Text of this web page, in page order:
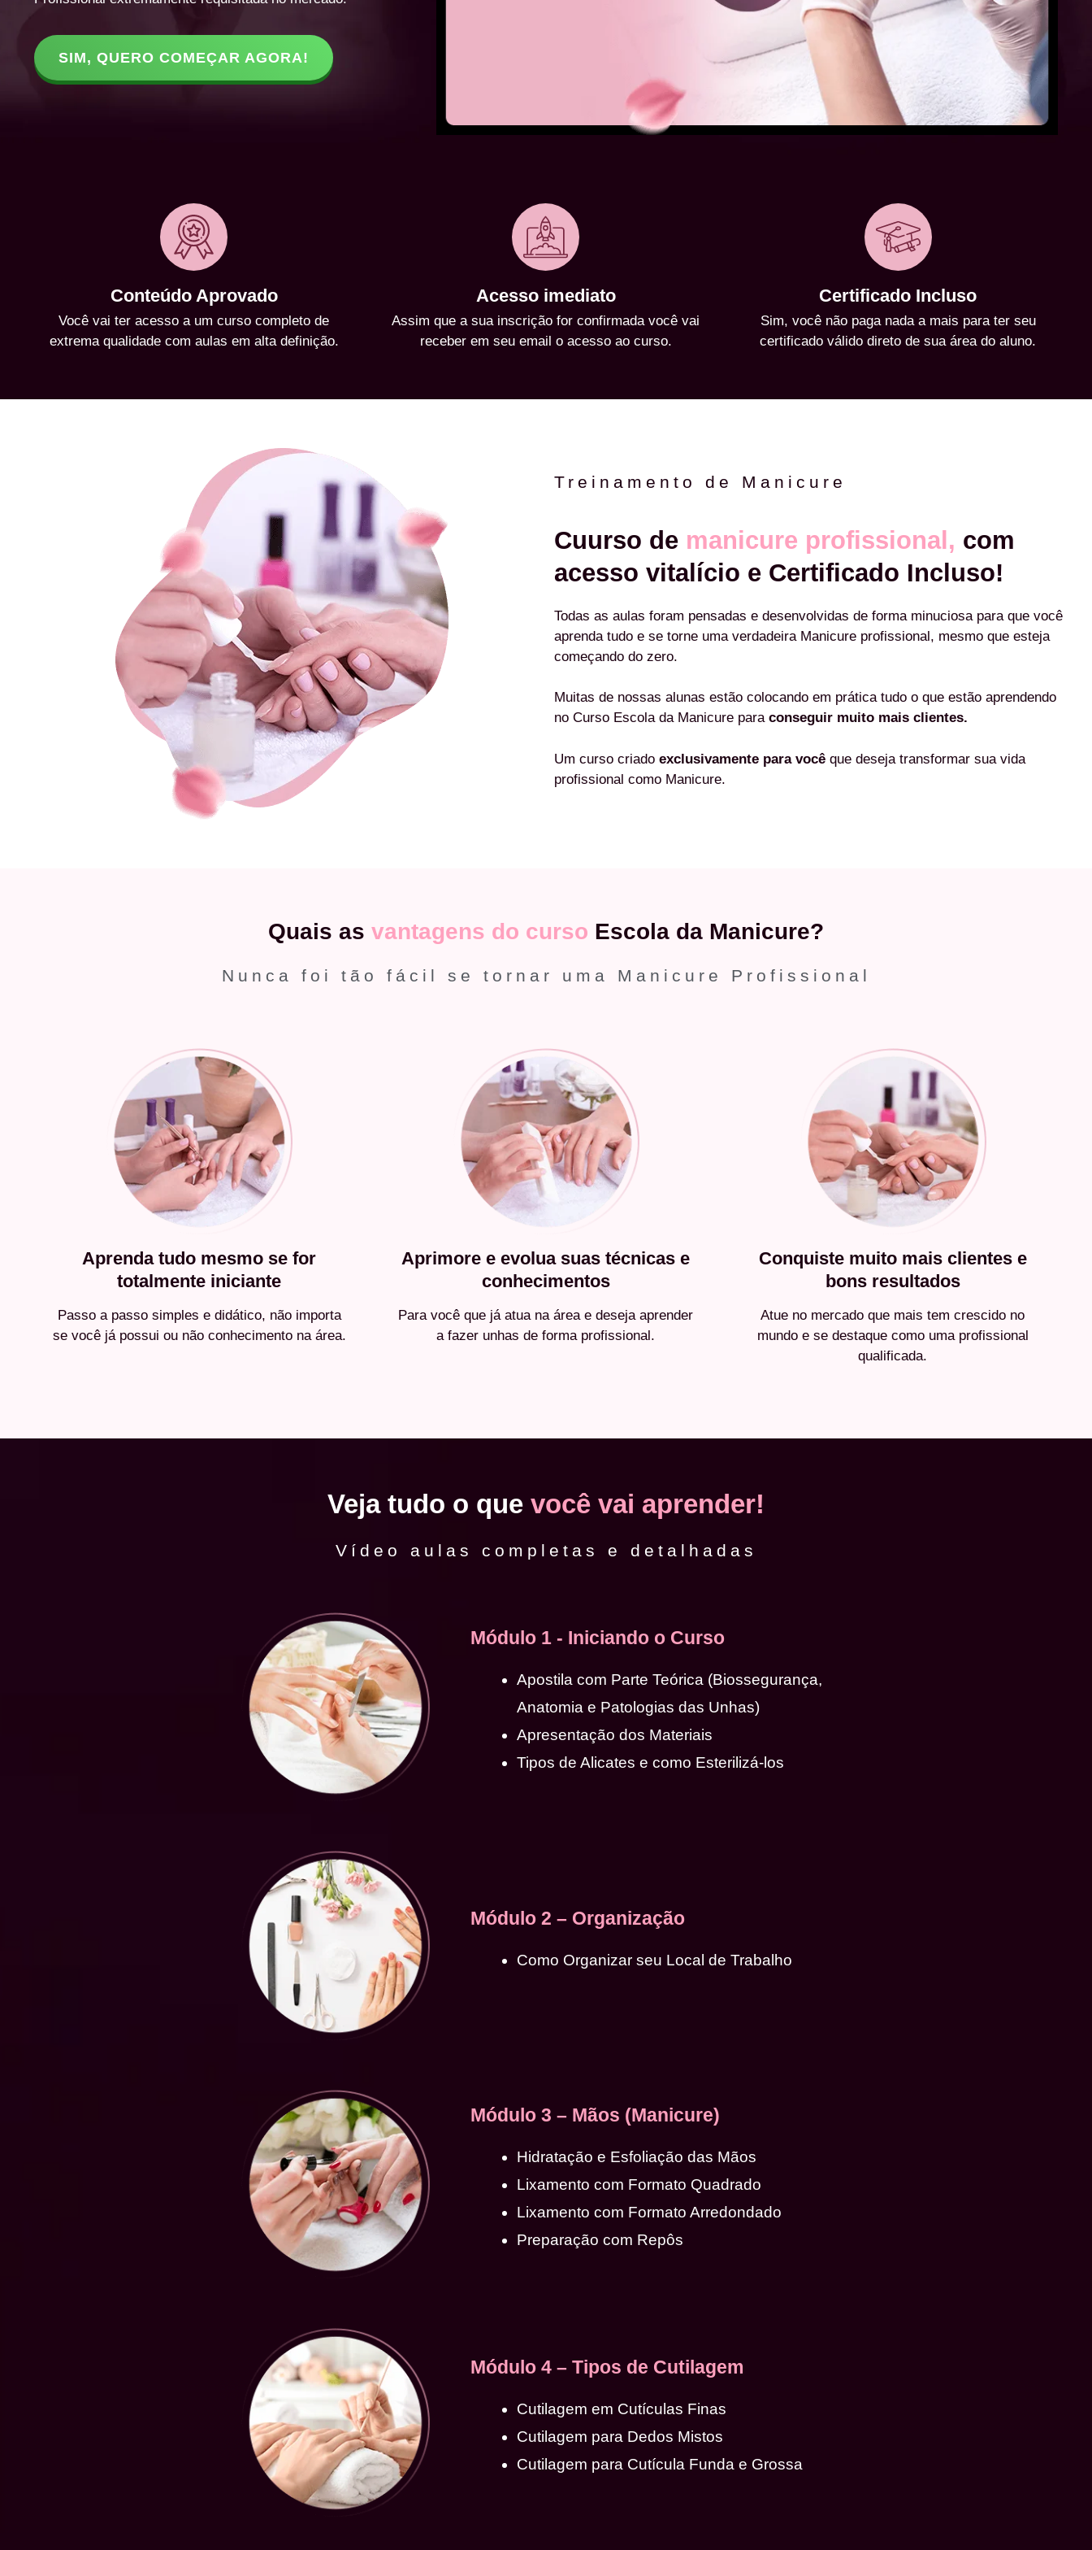
SIM, QUERO COMEÇAR AGORA!
Conteúdo Aprovado
Você vai ter acesso a um curso completo de
extrema qualidade com aulas em alta definição.
Acesso imediato
Assim que a sua inscrição for confirmada você vai
receber em seu email o acesso ao curso.
Certificado Incluso
Sim, você não paga nada a mais para ter seu
certificado válido direto de sua área do aluno.
Treinamento de Manicure
Cuurso de manicure profissional, com
acesso vitalício e Certificado Incluso!
Todas as aulas foram pensadas e desenvolvidas de forma minuciosa para que você
aprenda tudo e se torne uma verdadeira Manicure profissional, mesmo que esteja
começando do zero.
Muitas de nossas alunas estão colocando em prática tudo o que estão aprendendo
no Curso Escola da Manicure para conseguir muito mais clientes.
Um curso criado exclusivamente para você que deseja transformar sua vida
profissional como Manicure.
Quais as vantagens do curso Escola da Manicure?
Nunca foi tão fácil se tornar uma Manicure Profissional
Aprenda tudo mesmo se for
totalmente iniciante
Passo a passo simples e didático, não importa
se você já possui ou não conhecimento na área.
Aprimore e evolua suas técnicas e
conhecimentos
Para você que já atua na área e deseja aprender
a fazer unhas de forma profissional.
Conquiste muito mais clientes e
bons resultados
Atue no mercado que mais tem crescido no
mundo e se destaque como uma profissional
qualificada.
Veja tudo o que você vai aprender!
Vídeo aulas completas e detalhadas
Módulo 1 - Iniciando o Curso
Apostila com Parte Teórica (Biossegurança,
Anatomia e Patologias das Unhas)
Apresentação dos Materiais
Tipos de Alicates e como Esterilizá-los
Módulo 2 – Organização
Como Organizar seu Local de Trabalho
Módulo 3 – Mãos (Manicure)
Hidratação e Esfoliação das Mãos
Lixamento com Formato Quadrado
Lixamento com Formato Arredondado
Preparação com Repôs
Módulo 4 – Tipos de Cutilagem
Cutilagem em Cutículas Finas
Cutilagem para Dedos Mistos
Cutilagem para Cutícula Funda e Grossa